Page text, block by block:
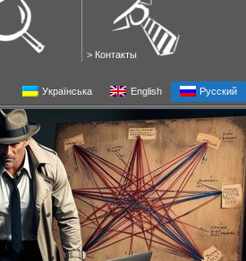
> Контакты
Українська English Русский